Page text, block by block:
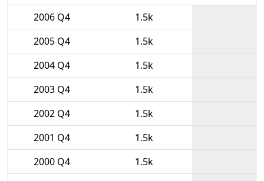
2006 Q4
1.5k
2005 Q4
1.5k
2004 Q4
1.5k
2003 Q4
1.5k
2002 Q4
1.5k
2001 Q4
1.5k
2000 Q4
1.5k